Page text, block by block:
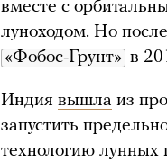
вместе с
луноходом. Но
«Фобос-Грунт» в
Индия вышла из
запустить
технологию лунных